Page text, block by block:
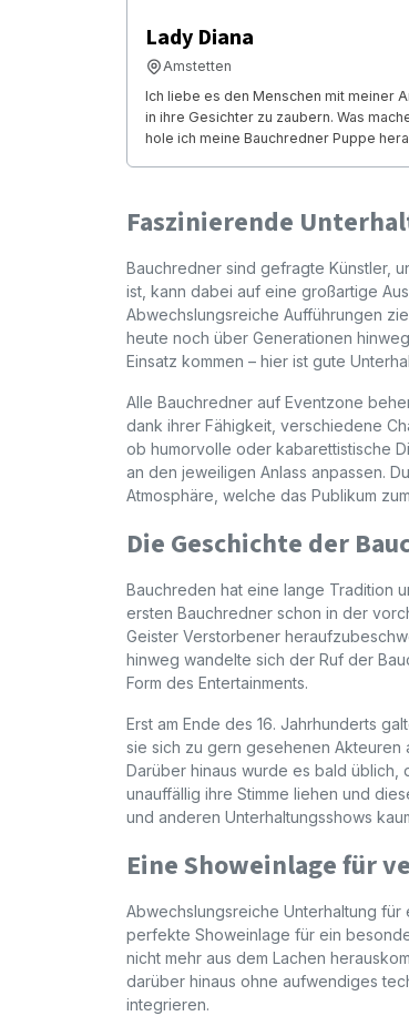
Lady Diana
Amstetten
Ich liebe es den Menschen mit meiner
in ihre Gesichter zu zaubern. Was
hole ich meine Bauchredner Puppe
Faszinierende
Bauchredner sind gefragte Künstler,
ist, kann dabei auf eine großartige
Abwechslungsreiche Aufführungen
heute noch über Generationen
Einsatz kommen – hier ist gute
Alle Bauchredner auf Eventzone
dank ihrer Fähigkeit, verschiedene
ob humorvolle oder kabarettistische
an den jeweiligen Anlass anpassen.
Atmosphäre, welche das Publikum
Die Geschichte der
Bauchreden hat eine lange Tradition
ersten Bauchredner schon in der
Geister Verstorbener
hinweg wandelte sich der Ruf der
Form des Entertainments.
Erst am Ende des 16. Jahrhunderts
sie sich zu gern gesehenen Akteuren
Darüber hinaus wurde es bald
unauffällig ihre Stimme liehen und
und anderen Unterhaltungsshows
Eine Showeinlage für
Abwechslungsreiche Unterhaltung
perfekte Showeinlage für ein
nicht mehr aus dem Lachen
darüber hinaus ohne aufwendiges
integrieren.